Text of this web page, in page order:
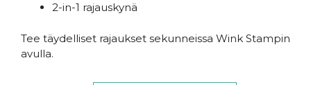
2-in-1 rajauskynä
Tee täydelliset rajaukset sekunneissa Wink Stampin
avulla.